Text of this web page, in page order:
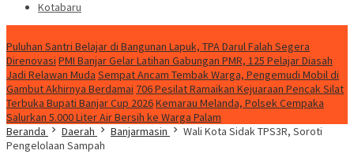
Kotabaru
Puluhan Santri Belajar di Bangunan Lapuk, TPA Darul Falah Segera
Direnovasi PMI Banjar Gelar Latihan Gabungan PMR, 125 Pelajar Diasah
Jadi Relawan Muda Sempat Ancam Tembak Warga, Pengemudi Mobil di
Gambut Akhirnya Berdamai 706 Pesilat Ramaikan Kejuaraan Pencak Silat
Terbuka Bupati Banjar Cup 2026Kemarau Melanda, Polsek Cempaka
Salurkan 5.000 Liter Air Bersih ke Warga Palam
Beranda
Daerah Banjarmasin
Wali Kota Sidak TPS3R, Soroti
Pengelolaan Sampah